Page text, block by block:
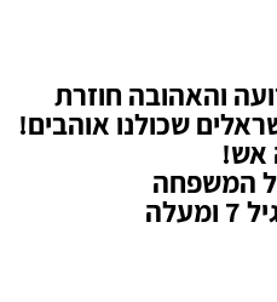
והאהובה חוזרת
שכולנו אוהבים!
אש!
המשפחה